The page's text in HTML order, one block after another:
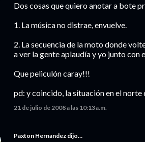
Dos cosas que quiero anotar a bote
1. La música no distrae, envuelve.
2. La secuencia de la moto donde
a ver la gente aplaudía y yo junto con
Que peliculón caray!!!
pd: y coincido, la situación en el norte
21 de julio de 2008 a las 10:13 a.m.
Paxton Hernandez dijo…